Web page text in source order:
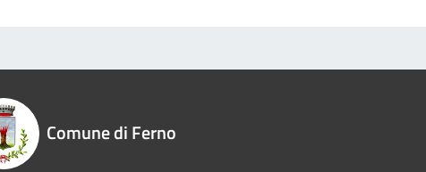
Comune di Ferno